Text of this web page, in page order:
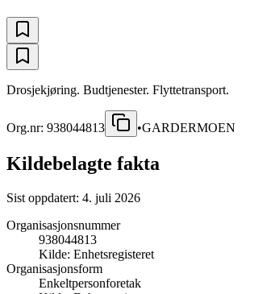
Drosjekjøring. Budtjenester. Flyttetransport.
Org.nr: 938044813 •GARDERMOEN
Kildebelagte fakta
Sist oppdatert: 4. juli 2026
Organisasjonsnummer
938044813
Kilde: Enhetsregisteret
Organisasjonsform
Enkeltpersonforetak